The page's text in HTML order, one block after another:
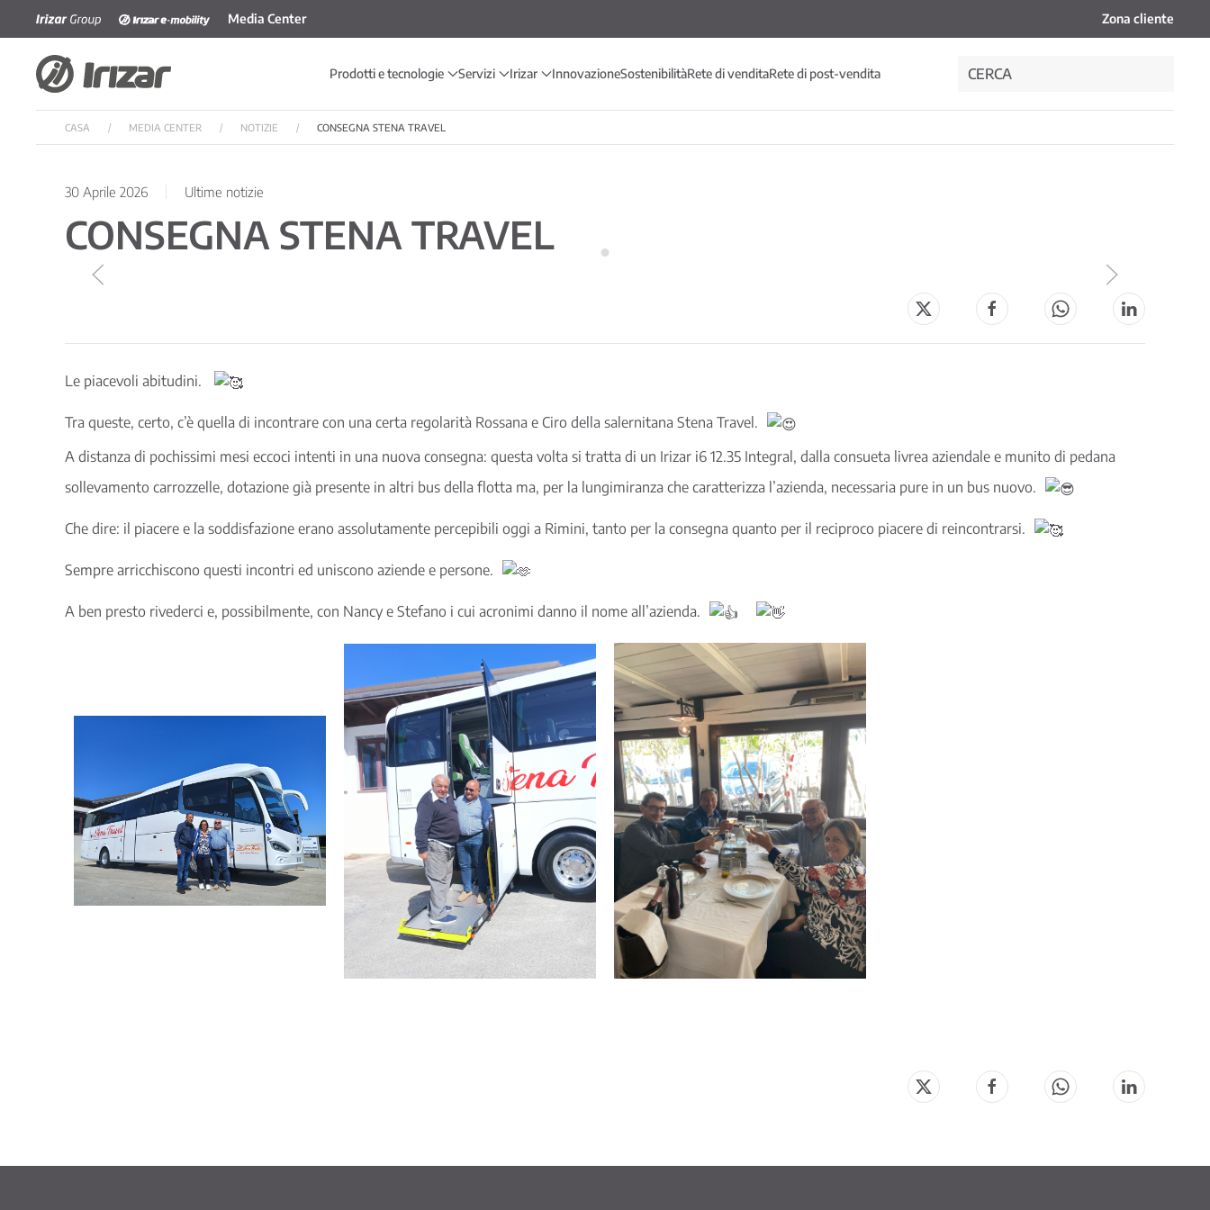
Skip to main content
Media Center Zona cliente
Prodotti e tecnologie Servizi Irizar InnovazioneSostenibilitàRete di venditaRete di post-vendita
CASA MEDIA CENTER NOTIZIE CONSEGNA STENA TRAVEL
30 Aprile 2026 Ultime notizie
CONSEGNA STENA TRAVEL
Le piacevoli abitudini.
Tra queste, certo, c’è quella di incontrare con una certa regolarità Rossana e Ciro della salernitana Stena Travel.
A distanza di pochissimi mesi eccoci intenti in una nuova consegna: questa volta si tratta di un Irizar i6 12.35 Integral, dalla consueta livrea aziendale e munito di pedana
sollevamento carrozzelle, dotazione già presente in altri bus della flotta ma, per la lungimiranza che caratterizza l’azienda, necessaria pure in un bus nuovo.
Che dire: il piacere e la soddisfazione erano assolutamente percepibili oggi a Rimini, tanto per la consegna quanto per il reciproco piacere di reincontrarsi.
Sempre arricchiscono questi incontri ed uniscono aziende e persone.
A ben presto rivederci e, possibilmente, con Nancy e Stefano i cui acronimi danno il nome all’azienda.